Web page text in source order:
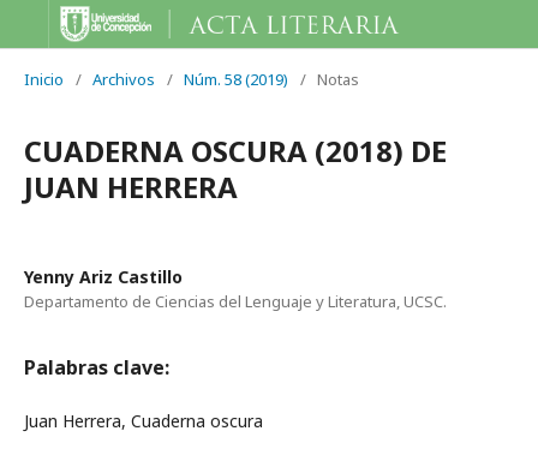
Inicio / Archivos / Núm. 58 (2019) / Notas
CUADERNA OSCURA (2018) DE
JUAN HERRERA
Yenny Ariz Castillo
Departamento de Ciencias del Lenguaje y Literatura, UCSC.
Palabras clave:
Juan Herrera, Cuaderna oscura